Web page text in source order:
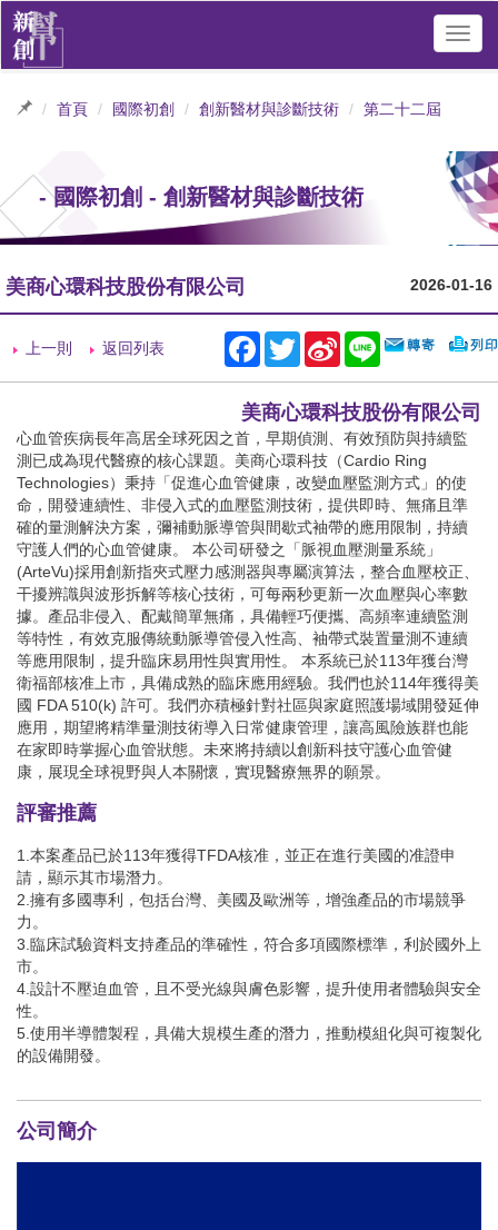
首頁 國際初創 創新醫材與診斷技術 第二十二屆
- 國際初創 - 創新醫材與診斷技術
美商心環科技股份有限公司 2026-01-16
上一則 返回列表 Facebook
TwitterSina
Weibo
Line
美商心環科技股份有限公司
心血管疾病長年高居全球死因之首，早期偵測、有效預防與持續監
測已成為現代醫療的核心課題。美商心環科技（Cardio Ring
Technologies）秉持「促進心血管健康，改變血壓監測方式」的使
命，開發連續性、非侵入式的血壓監測技術，提供即時、無痛且準
確的量測解決方案，彌補動脈導管與間歇式袖帶的應用限制，持續
守護人們的心血管健康。 本公司研發之「脈視血壓測量系統」
(ArteVu)採用創新指夾式壓力感測器與專屬演算法，整合血壓校正、
干擾辨識與波形拆解等核心技術，可每兩秒更新一次血壓與心率數
據。產品非侵入、配戴簡單無痛，具備輕巧便攜、高頻率連續監測
等特性，有效克服傳統動脈導管侵入性高、袖帶式裝置量測不連續
等應用限制，提升臨床易用性與實用性。 本系統已於113年獲台灣
衛福部核准上市，具備成熟的臨床應用經驗。我們也於114年獲得美
國 FDA 510(k) 許可。我們亦積極針對社區與家庭照護場域開發延伸
應用，期望將精準量測技術導入日常健康管理，讓高風險族群也能
在家即時掌握心血管狀態。未來將持續以創新科技守護心血管健
康，展現全球視野與人本關懷，實現醫療無界的願景。
評審推薦
1.本案產品已於113年獲得TFDA核准，並正在進行美國的准證申
請，顯示其市場潛力。
2.擁有多國專利，包括台灣、美國及歐洲等，增強產品的市場競爭
力。
3.臨床試驗資料支持產品的準確性，符合多項國際標準，利於國外上
市。
4.設計不壓迫血管，且不受光線與膚色影響，提升使用者體驗與安全
性。
5.使用半導體製程，具備大規模生產的潛力，推動模組化與可複製化
的設備開發。
公司簡介